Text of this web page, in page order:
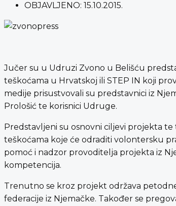
OBJAVLJENO: 15.10.2015.
Jučer su u Udruzi Zvono u Belišću
teškoćama u Hrvatskoj ili STEP IN koji
medije prisustvovali su predstavnici iz
Prološić te korisnici Udruge.
Predstavljeni su osnovni ciljevi projekta
teškoćama koje će odraditi volontersku
pomoć i nadzor provoditelja projekta iz
kompetencija.
Trenutno se kroz projekt održava
federacije iz Njemačke. Također se